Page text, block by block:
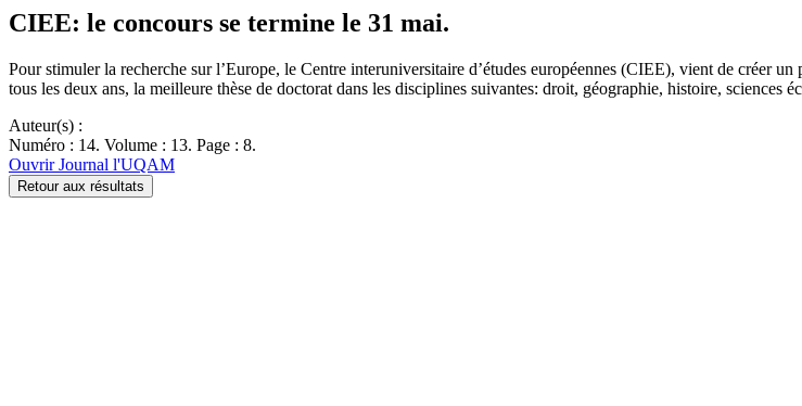
CIEE: le concours se termine le 31 mai.
Pour stimuler la recherche sur l’Europe, le Centre interuniversitaire d’études européennes (CIEE), vient de créer
tous les deux ans, la meilleure thèse de doctorat dans les disciplines suivantes: droit, géographie, histoire, sciences
Auteur(s) :
Numéro : 14. Volume : 13. Page : 8.
Ouvrir Journal l'UQAM
Retour aux résultats